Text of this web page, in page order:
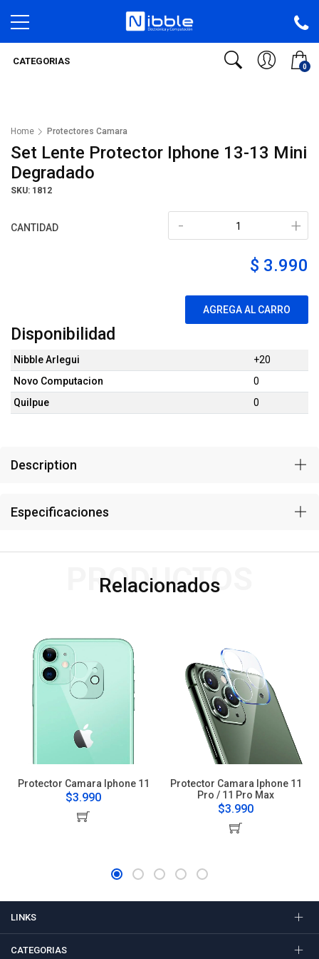
0
CATEGORIAS
Home Protectores Camara
Set Lente Protector Iphone 13-13 Mini
Degradado
SKU: 1812
CANTIDAD +
-
$ 3.990
AGREGA AL CARRO
Disponibilidad
Nibble Arlegui
+20
Novo Computacion
0
Quilpue
0
Description
Especificaciones
Relacionados
PRODUCTOS
Protector Camara Iphone 11
$3.990
Protector Camara Iphone 11
Pro / 11 Pro Max
$3.990
LINKS
CATEGORIAS